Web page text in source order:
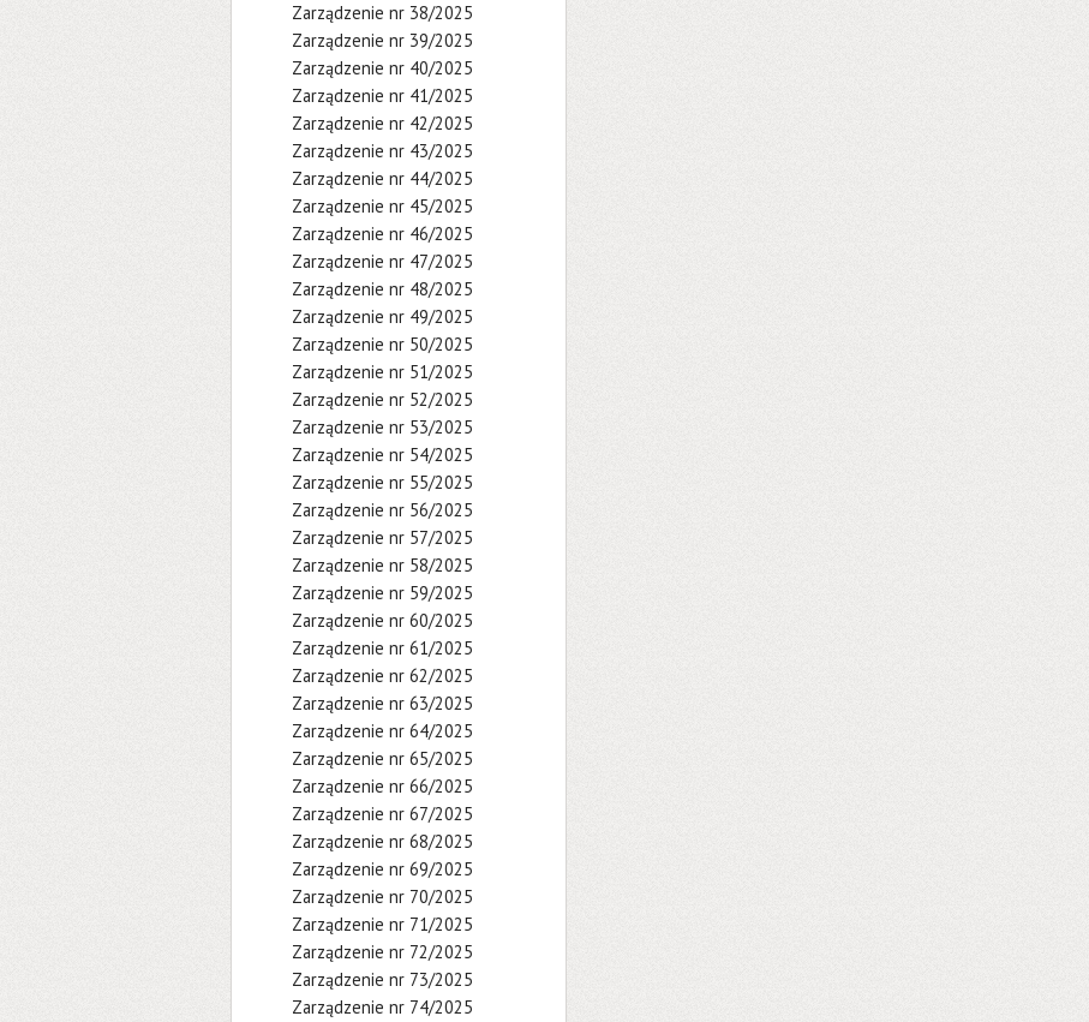
Zarządzenie nr 38/2025
Zarządzenie nr 39/2025
Zarządzenie nr 40/2025
Zarządzenie nr 41/2025
Zarządzenie nr 42/2025
Zarządzenie nr 43/2025
Zarządzenie nr 44/2025
Zarządzenie nr 45/2025
Zarządzenie nr 46/2025
Zarządzenie nr 47/2025
Zarządzenie nr 48/2025
Zarządzenie nr 49/2025
Zarządzenie nr 50/2025
Zarządzenie nr 51/2025
Zarządzenie nr 52/2025
Zarządzenie nr 53/2025
Zarządzenie nr 54/2025
Zarządzenie nr 55/2025
Zarządzenie nr 56/2025
Zarządzenie nr 57/2025
Zarządzenie nr 58/2025
Zarządzenie nr 59/2025
Zarządzenie nr 60/2025
Zarządzenie nr 61/2025
Zarządzenie nr 62/2025
Zarządzenie nr 63/2025
Zarządzenie nr 64/2025
Zarządzenie nr 65/2025
Zarządzenie nr 66/2025
Zarządzenie nr 67/2025
Zarządzenie nr 68/2025
Zarządzenie nr 69/2025
Zarządzenie nr 70/2025
Zarządzenie nr 71/2025
Zarządzenie nr 72/2025
Zarządzenie nr 73/2025
Zarządzenie nr 74/2025